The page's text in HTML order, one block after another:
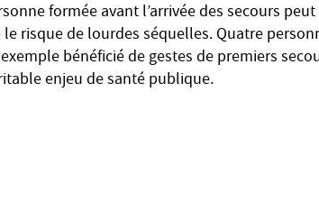
formée avant l’arrivée des secours
risque de lourdes séquelles. Quatre
bénéficié de gestes de premiers
enjeu de santé publique.